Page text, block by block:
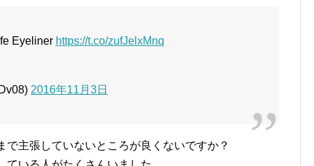
Eyeliner https://t.co/zufJelxMnq
2016年11月3日
で主張していないところが良くないですか？